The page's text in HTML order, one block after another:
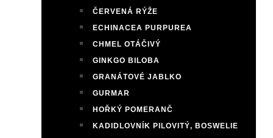
ČERVENÁ RÝŽE
ECHINACEA PURPUREA
CHMEL OTÁČIVÝ
GINKGO BILOBA
GRANÁTOVÉ JABLKO
GURMAR
HOŘKÝ POMERANČ
KADIDLOVNÍK PILOVITÝ, BOSWELIE